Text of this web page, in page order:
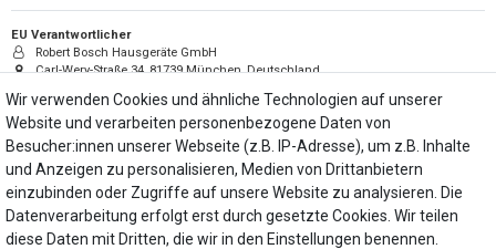
EU Verantwortlicher
Robert Bosch Hausgeräte GmbH
Carl-Wery-Straße 34, 81739 München, Deutschland
+49 89 4590-00
Hersteller
Siemens
Wir verwenden Cookies und ähnliche Technologien auf unserer
Website und verarbeiten personenbezogene Daten von
Besucher:innen unserer Webseite (z.B. IP-Adresse), um z.B. Inhalte
und Anzeigen zu personalisieren, Medien von Drittanbietern
einzubinden oder Zugriffe auf unsere Website zu analysieren. Die
Datenverarbeitung erfolgt erst durch gesetzte Cookies. Wir teilen
diese Daten mit Dritten, die wir in den Einstellungen benennen.